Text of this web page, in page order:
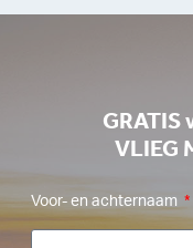
GRATIS
VLIEG
Voor- en achternaam